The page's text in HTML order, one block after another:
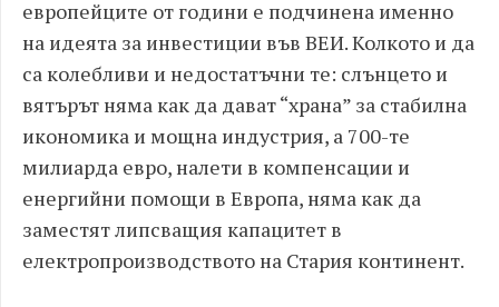
европейците от години е подчинена именно
на идеята за инвестиции във ВЕИ. Колкото и да
са колебливи и недостатъчни те: слънцето и
вятърът няма как да дават “храна” за стабилна
икономика и мощна индустрия, а 700-те
милиарда евро, налети в компенсации и
енергийни помощи в Европа, няма как да
заместят липсващия капацитет в
електропроизводството на Стария континент.